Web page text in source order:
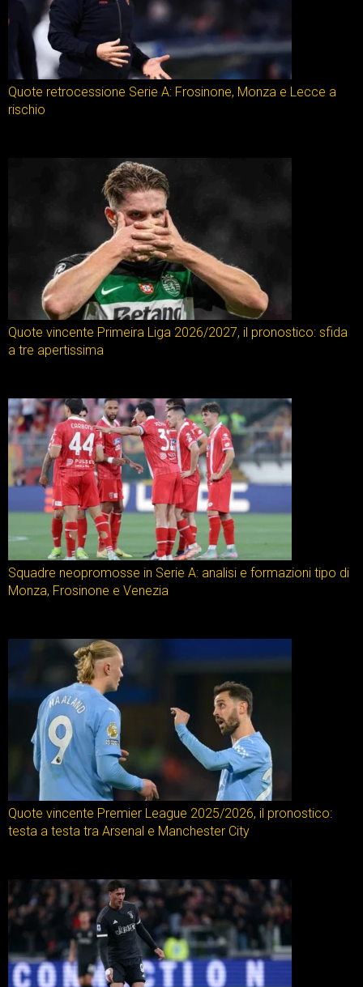
Quote retrocessione Serie A: Frosinone, Monza e Lecce a
rischio
Quote vincente Primeira Liga 2026/2027, il pronostico: sfida
a tre apertissima
Squadre neopromosse in Serie A: analisi e formazioni tipo di
Monza, Frosinone e Venezia
Quote vincente Premier League 2025/2026, il pronostico:
testa a testa tra Arsenal e Manchester City